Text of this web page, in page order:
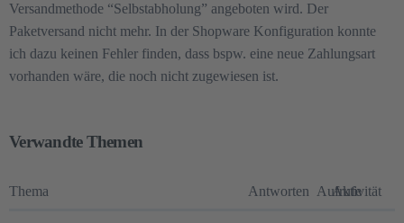
Versandmethode “Selbstabholung” angeboten wird. Der
Paketversand nicht mehr. In der Shopware Konfiguration konnte
ich dazu keinen Fehler finden, dass bspw. eine neue Zahlungsart
vorhanden wäre, die noch nicht zugewiesen ist.
Verwandte Themen
Thema Antworten Aufrufe
Aktivität